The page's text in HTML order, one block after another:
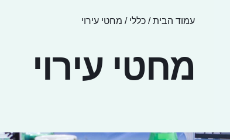
עמוד הבית/כללי / מחטי עירוי
מחטי עירוי